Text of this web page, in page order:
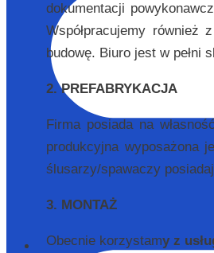
dokumentacji
Współpracujemy również
budowę. Biuro jest w pełni
2. PREFABRYKACJA
Firma posiada na
produkcyjna wyposażona
ślusarzy/spawaczy
3. MONTAŻ
Obecnie korzystamy z